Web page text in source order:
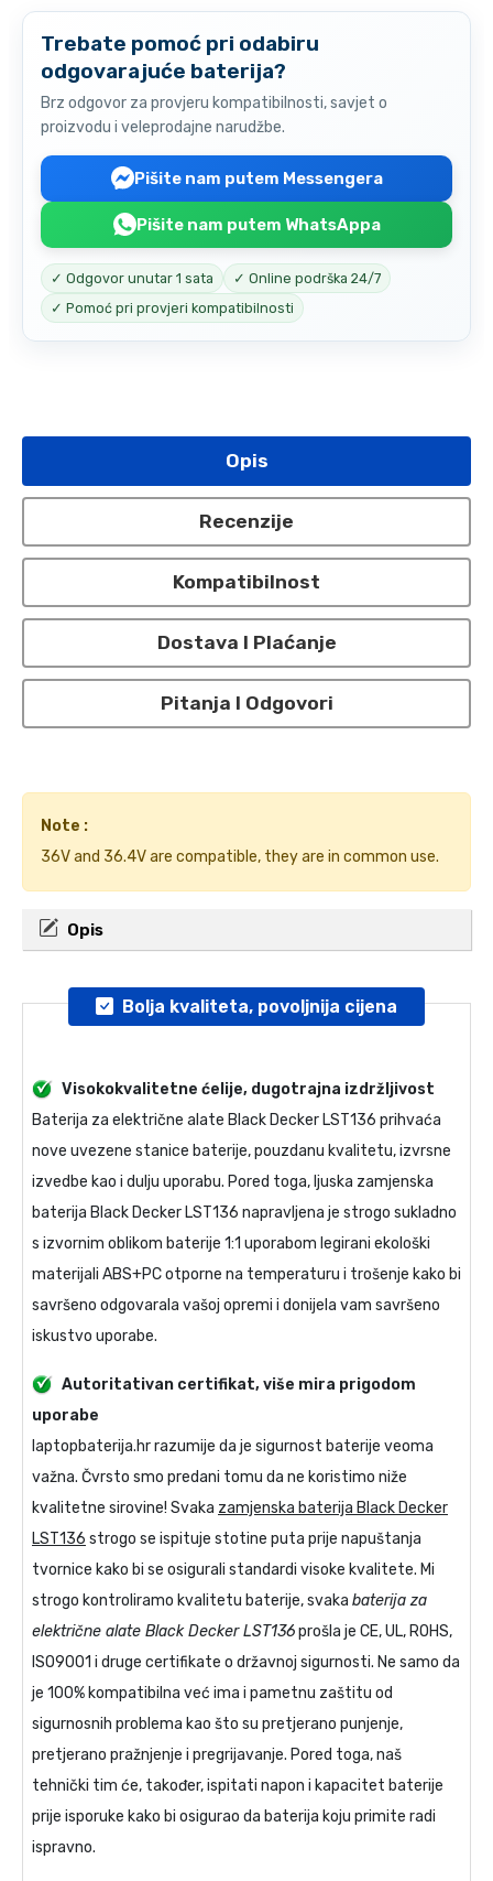
Trebate pomoć pri odabiru
odgovarajuće baterija?
Brz odgovor za provjeru kompatibilnosti, savjet o
proizvodu i veleprodajne narudžbe.
Pišite nam putem Messengera
Pišite nam putem WhatsAppa
✓ Odgovor unutar 1 sata
✓ Online podrška 24/7
✓ Pomoć pri provjeri kompatibilnosti
Opis
Recenzije
Kompatibilnost
Dostava I Plaćanje
Pitanja I Odgovori
Note :
36V and 36.4V are compatible, they are in common use.
Opis
Bolja kvaliteta, povoljnija cijena
Visokokvalitetne ćelije, dugotrajna izdržljivost
Baterija za električne alate Black Decker LST136 prihvaća
nove uvezene stanice baterije, pouzdanu kvalitetu, izvrsne
izvedbe kao i dulju uporabu. Pored toga, ljuska zamjenska
baterija Black Decker LST136 napravljena je strogo sukladno
s izvornim oblikom baterije 1:1 uporabom legirani ekološki
materijali ABS+PC otporne na temperaturu i trošenje kako bi
savršeno odgovarala vašoj opremi i donijela vam savršeno
iskustvo uporabe.
Autoritativan certifikat, više mira prigodom
uporabe
laptopbaterija.hr razumije da je sigurnost baterije veoma
važna. Čvrsto smo predani tomu da ne koristimo niže
kvalitetne sirovine! Svaka zamjenska baterija Black Decker
LST136 strogo se ispituje stotine puta prije napuštanja
tvornice kako bi se osigurali standardi visoke kvalitete. Mi
strogo kontroliramo kvalitetu baterije, svaka baterija za
električne alate Black Decker LST136prošla je CE, UL, ROHS,
ISO9001 i druge certifikate o državnoj sigurnosti. Ne samo da
je 100% kompatibilna već ima i pametnu zaštitu od
sigurnosnih problema kao što su pretjerano punjenje,
pretjerano pražnjenje i pregrijavanje. Pored toga, naš
tehnički tim će, također, ispitati napon i kapacitet baterije
prije isporuke kako bi osigurao da baterija koju primite radi
ispravno.